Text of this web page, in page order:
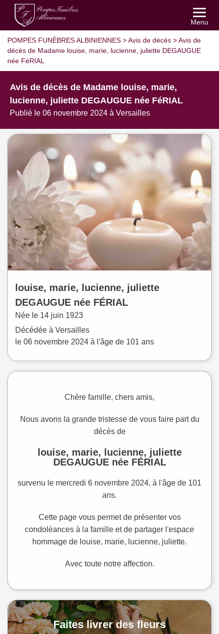
Menu
POMPES FUNÈBRES ALBINIENNES >Avis de décès >Avis de
décès de Madame louise, marie, lucienne, juliette DEGAUGUE
née FéRIAL
Avis de décès de Madame louise, marie,
lucienne, juliette DEGAUGUE née FéRIAL
Publié le 06 novembre 2024 à Versailles
louise, marie, lucienne, juliette
DEGAUGUE née FÉRIAL
Née le 14 juin 1923
Décédée à Versailles
le 06 novembre 2024 à l'âge de 101 ans
Chère famille, chers amis,
Nous avons la grande tristesse de vous faire part du
décès de
louise, marie, lucienne, juliette
DEGAUGUE née FÉRIAL
survenu le mercredi 6 novembre 2024, à l'âge de 101
ans.
Cette page vous permet de présenter vos
condoléances à la famille et de partager l'espace
hommage de louise, marie, lucienne, juliette.
Avec toute notre affection.
Faites livrer des fleurs